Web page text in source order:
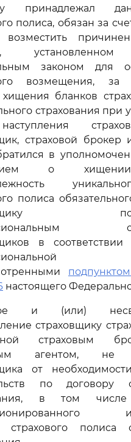
принадлежал
полиса, обязан за
возместить
установленном
законом для
возмещения, за
хищения бланков
страхования при
страховой брокер
в
о
полиса
в
настоящего
и (или)
страховщику
страховым
агентом, не
от
по договору
в том
страхового полиса